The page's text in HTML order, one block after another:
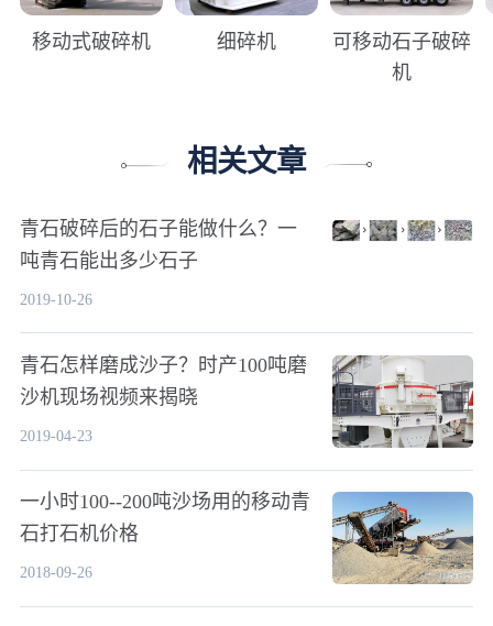
移动式破碎机 细碎机
可移动石子破碎
机
相关文章
青石破碎后的石子能做什么？一
吨青石能出多少石子
2019-10-26
青石怎样磨成沙子？时产100吨磨
沙机现场视频来揭晓
2019-04-23
一小时100--200吨沙场用的移动青
石打石机价格
2018-09-26